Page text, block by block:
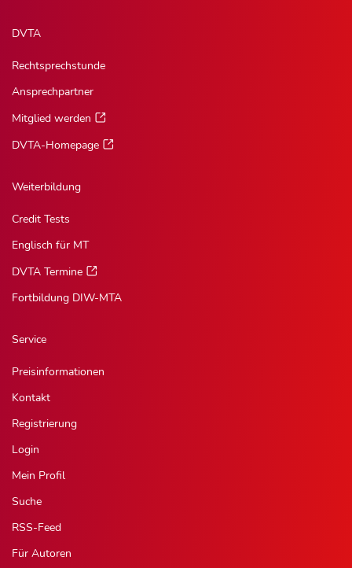
DVTA
Rechtsprechstunde
Ansprechpartner
Mitglied werden
DVTA-Homepage
Weiterbildung
Credit Tests
Englisch für MT
DVTA Termine
Fortbildung DIW-MTA
Service
Preisinformationen
Kontakt
Registrierung
Login
Mein Profil
Suche
RSS-Feed
Für Autoren